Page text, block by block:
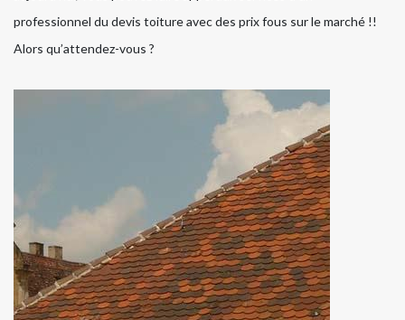
professionnel du devis toiture avec des prix fous sur le marché !!
Alors qu’attendez-vous ?